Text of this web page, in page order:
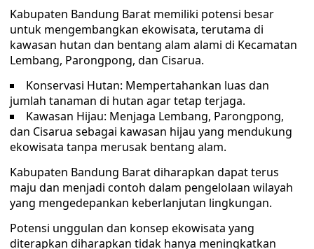
Kabupaten Bandung Barat memiliki potensi besar
untuk mengembangkan ekowisata, terutama di
kawasan hutan dan bentang alam alami di Kecamatan
Lembang, Parongpong, dan Cisarua.
Konservasi Hutan: Mempertahankan luas dan
jumlah tanaman di hutan agar tetap terjaga.
Kawasan Hijau: Menjaga Lembang, Parongpong,
dan Cisarua sebagai kawasan hijau yang mendukung
ekowisata tanpa merusak bentang alam.
Kabupaten Bandung Barat diharapkan dapat terus
maju dan menjadi contoh dalam pengelolaan wilayah
yang mengedepankan keberlanjutan lingkungan.
Potensi unggulan dan konsep ekowisata yang
diterapkan diharapkan tidak hanya meningkatkan